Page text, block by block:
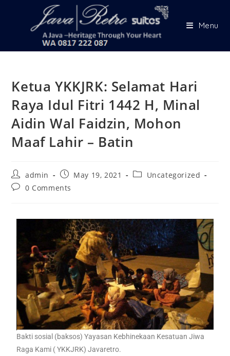
Menu
Ketua YKKJRK: Selamat Hari
Raya Idul Fitri 1442 H, Minal
Aidin Wal Faidzin, Mohon
Maaf Lahir – Batin
admin May 19, 2021
Uncategorized
0 Comments
Bakti sosial (baksos) Yayasan Kebhinekaan Kesatuan Jiwa
Raga Kami ( YKKJRK) Javaretro.